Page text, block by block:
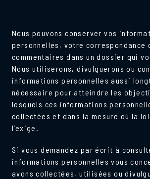
Nous pouvons conserver vos
personnelles, votre correspondance
commentaires dans un dossier qui
Nous utiliserons, divulguerons ou
informations personnelles aussi
nécessaire pour atteindre les
lesquels ces informations
collectées et dans la mesure où la
l’exige.
Si vous demandez par écrit à
informations personnelles vous
avons collectées, utilisées ou